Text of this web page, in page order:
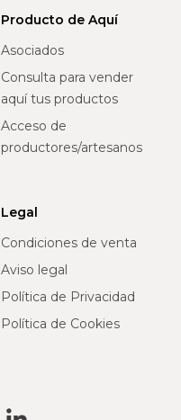
Producto de Aquí
Asociados
Consulta para vender
aquí tus productos
Acceso de
productores/artesanos
Legal
Condiciones de venta
Aviso legal
Política de Privacidad
Política de Cookies